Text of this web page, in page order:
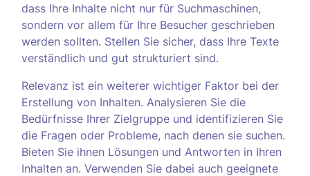
dass Ihre Inhalte nicht nur für Suchmaschinen,
sondern vor allem für Ihre Besucher geschrieben
werden sollten. Stellen Sie sicher, dass Ihre Texte
verständlich und gut strukturiert sind.
Relevanz ist ein weiterer wichtiger Faktor bei der
Erstellung von Inhalten. Analysieren Sie die
Bedürfnisse Ihrer Zielgruppe und identifizieren Sie
die Fragen oder Probleme, nach denen sie suchen.
Bieten Sie ihnen Lösungen und Antworten in Ihren
Inhalten an. Verwenden Sie dabei auch geeignete